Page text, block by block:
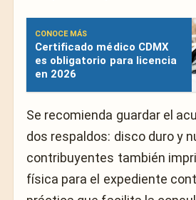
CONOCE MÁS
Certificado médico CDMX
es obligatorio para licencia
en 2026
Se recomienda guardar el
dos respaldos: disco duro y
contribuyentes también
física para el expediente